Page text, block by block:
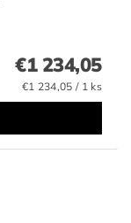
€1 234,05
€1 234,05 / 1 ks